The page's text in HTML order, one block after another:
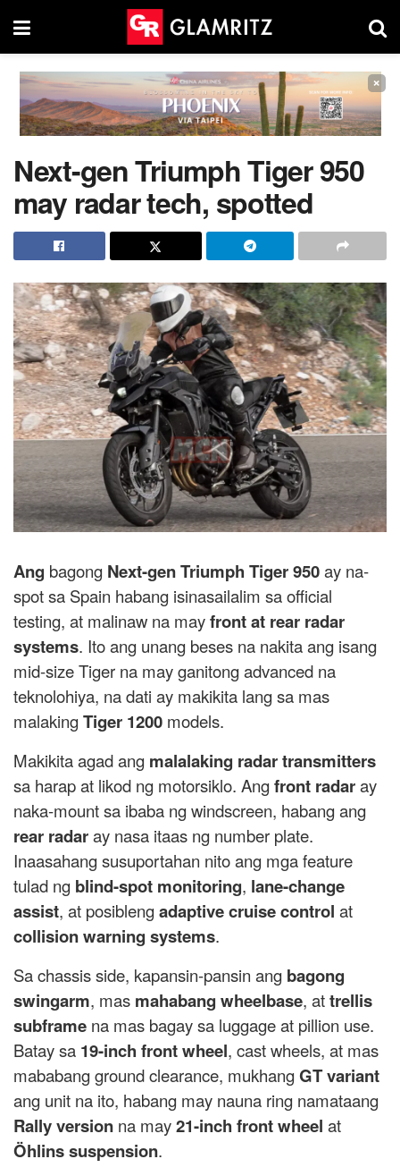
×
Next-gen Triumph Tiger 950
may radar tech, spotted
Ang bagong Next-gen Triumph Tiger 950ay na-
spot sa Spain habang isinasailalim sa official
testing, at malinaw na mayfront at rear radar
systems. Ito ang unang beses na nakita ang isang
mid-size Tiger na may ganitong advanced na
teknolohiya, na dati ay makikita lang sa mas
malakingTiger 1200 models.
Makikita agad ang malalaking radar transmitters
sa harap at likod ng motorsiklo. Angfront radaray
naka-mount sa ibaba ng windscreen, habang ang
rear radaray nasa itaas ng number plate.
Inaasahang susuportahan nito ang mga feature
tulad ng blind-spot monitoring, lane-change
assist, at posiblengadaptive cruise control at
collision warning systems.
Sa chassis side, kapansin-pansin ang bagong
swingarm, mas mahabang wheelbase, attrellis
subframe na mas bagay sa luggage at pillion use.
Batay sa 19-inch front wheel, cast wheels, at mas
mababang ground clearance, mukhangGT variant
ang unit na ito, habang may nauna ring namataang
Rally version na may21-inch front wheel at
Öhlins suspension.